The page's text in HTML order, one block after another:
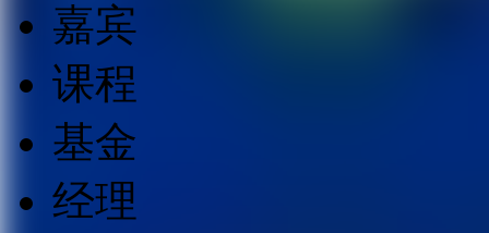
嘉宾
课程
基金
经理